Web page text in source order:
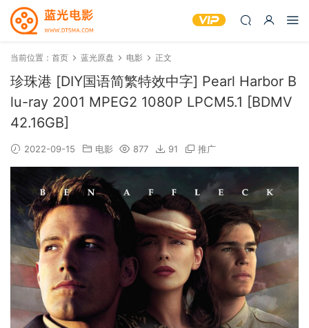
当前位置： 首页 蓝光原盘 电影 正文
珍珠港 [DIY国语简繁特效中字] Pearl Harbor B
lu-ray 2001 MPEG2 1080P LPCM5.1 [BDMV
42.16GB]
2022-09-15 电影 877 91 推广